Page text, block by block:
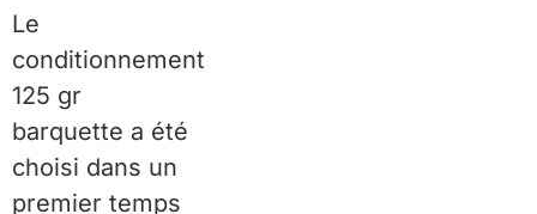
Le
conditionnement
125 gr
barquette a été
choisi dans un
premier temps